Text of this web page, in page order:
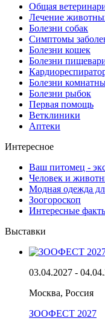
Общая
Лечение
Болезни собак
Симптомы
Болезни кошек
Болезни
Болезни
Болезни рыбок
Первая помощь
Ветклиники
Аптеки
Интересное
Ваш питомец -
Человек и
Модная одежда
Зоогороскоп
Интересные
Выставки
03.04.2027 -
Москва, Россия
ЗООФЕСТ 2027